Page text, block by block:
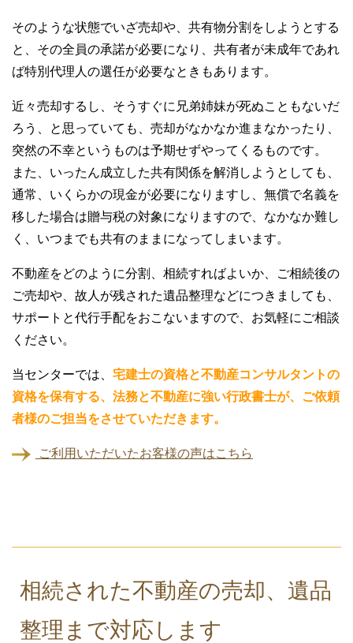
そのような状態でいざ売却や、共有物分割をしようとする
と、その全員の承諾が必要になり、共有者が未成年であれ
ば特別代理人の選任が必要なときもあります。
近々売却するし、そうすぐに兄弟姉妹が死ぬこともないだ
ろう、と思っていても、売却がなかなか進まなかったり、
突然の不幸というものは予期せずやってくるものです。
また、いったん成立した共有関係を解消しようとしても、
通常、いくらかの現金が必要になりますし、無償で名義を
移した場合は贈与税の対象になりますので、なかなか難し
く、いつまでも共有のままになってしまいます。
不動産をどのように分割、相続すればよいか、ご相続後の
ご売却や、故人が残された遺品整理などにつきましても、
サポートと代行手配をおこないますので、お気軽にご相談
ください。
当センターでは、 宅建士の資格と不動産コンサルタントの
資格を保有する、法務と不動産に強い行政書士が、ご依頼
者様のご担当をさせていただきます。
ご利用いただいたお客様の声はこちら
相続された不動産の売却、遺品
整理まで対応します